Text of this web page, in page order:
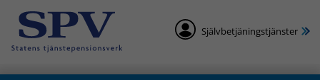
Självbetjäningstjänster